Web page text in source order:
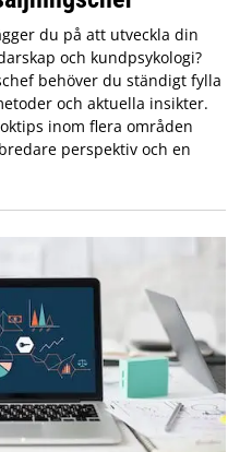
du på att utveckla din
och kundpsykologi?
behöver du ständigt fylla
och aktuella insikter.
inom flera områden
perspektiv och en